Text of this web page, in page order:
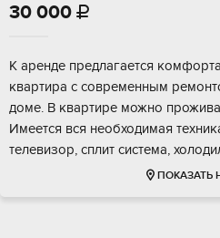
30 000 
К аренде предлагается
квартира с современным
доме. В квартире можно
Имеется вся необходимая
телевизор, сплит система,
ПОКАЗАТЬ